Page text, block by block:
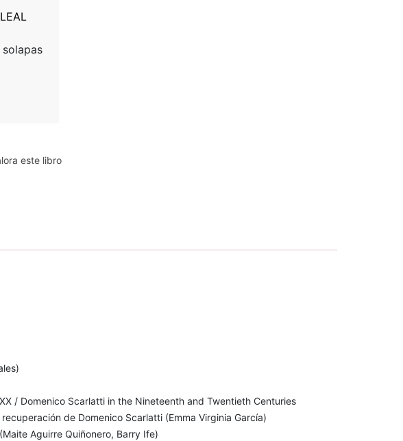
este libro
/ Domenico Scarlatti in the Nineteenth and Twentieth Centuries
de Domenico Scarlatti (Emma Virginia García)
Aguirre Quiñonero, Barry Ife)